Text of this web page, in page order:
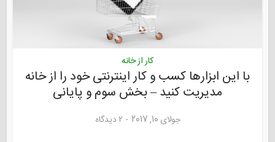
کار از خانه
با این ابزارها کسب و کار اینترنتی خود را از خانه
مدیریت کنید – بخش سوم و پایانی
جولای 10, 2017 ۲ دیدگاه